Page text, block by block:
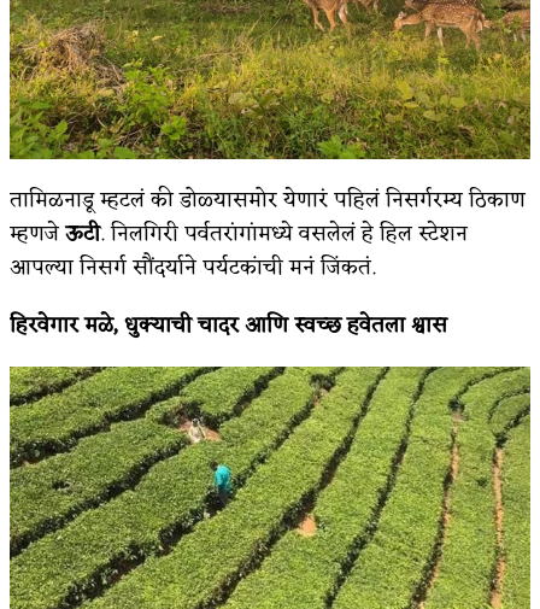
तामिळनाडू म्हटलं की डोळ्यासमोर येणारं पहिलं निसर्गरम्य ठिकाण
म्हणजेऊटी. निलगिरी पर्वतरांगांमध्ये वसलेलं हे हिल स्टेशन
आपल्या निसर्ग सौंदर्याने पर्यटकांची मनं जिंकतं.
हिरवेगार मळे,धुक्याची चादर आणि स्वच्छ हवेतला श्वास